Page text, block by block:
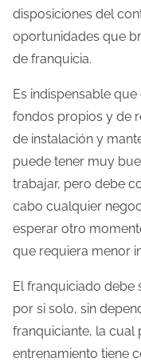
disposiciones del
oportunidades que
de franquicia.
Es indispensable
fondos propios y de
de instalación y
puede tener muy
trabajar, pero debe
cabo cualquier
esperar otro
que requiera menor
El franquiciado debe
por si solo, sin
franquiciante, la cual
entrenamiento tiene